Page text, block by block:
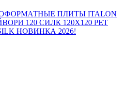
ПЛИТЫ ITALON
120 СИЛК 120Х120 РЕТ
НОВИНКА 2026!